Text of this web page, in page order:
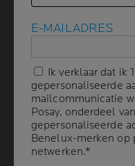
SLECHT IS
VOOR
(EN ONS
6 min leestijd| 03 april
Het is officieel:
van alle volwassenen
E-MAILADRES
Ik verklaar dat ik
gepersonaliseerde
mailcommunicatie
Posay, onderdeel
gepersonaliseerde
Benelux-merken op
netwerken.*
E-MAILADRES
Ik verklaar dat ik
gepersonaliseerde
mailcommunicatie
Posay, onderdeel
gepersonaliseerde
Benelux-merken op
netwerken.*